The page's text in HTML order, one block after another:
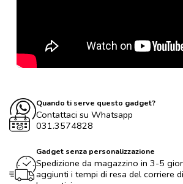
Quando ti serve questo gadget?
Contattaci su Whatsapp
031.3574828
Gadget senza personalizzazione
Spedizione da magazzino in 3-5
aggiunti i tempi di resa del corriere